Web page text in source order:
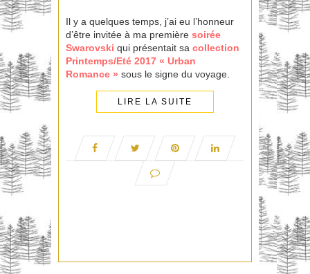
Il y a quelques temps, j’ai eu l’honneur
d’être invitée à ma première soirée
Swarovski qui présentait sa collection
Printemps/Eté 2017 « Urban
Romance » sous le signe du voyage.
LIRE LA SUITE